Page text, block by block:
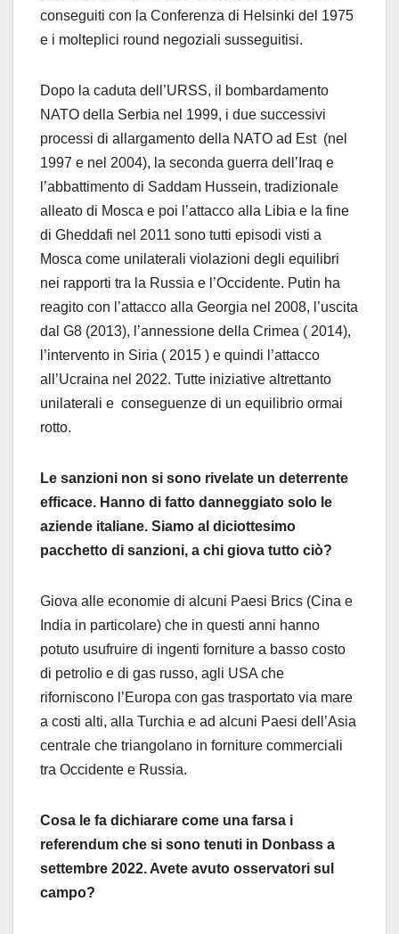
conseguiti con la Conferenza di Helsinki del 1975
e i molteplici round negoziali susseguitisi.
Dopo la caduta dell’URSS, il bombardamento
NATO della Serbia nel 1999, i due successivi
processi di allargamento della NATO ad Est (nel
1997 e nel 2004), la seconda guerra dell’Iraq e
l’abbattimento di Saddam Hussein, tradizionale
alleato di Mosca e poi l’attacco alla Libia e la fine
di Gheddafi nel 2011 sono tutti episodi visti a
Mosca come unilaterali violazioni degli equilibri
nei rapporti tra la Russia e l’Occidente. Putin ha
reagito con l’attacco alla Georgia nel 2008, l’uscita
dal G8 (2013), l’annessione della Crimea ( 2014),
l’intervento in Siria ( 2015 ) e quindi l’attacco
all’Ucraina nel 2022. Tutte iniziative altrettanto
unilaterali e conseguenze di un equilibrio ormai
rotto.
Le sanzioni non si sono rivelate un deterrente
efficace. Hanno di fatto danneggiato solo le
aziende italiane. Siamo al diciottesimo
pacchetto di sanzioni, a chi giova tutto ciò?
Giova alle economie di alcuni Paesi Brics (Cina e
India in particolare) che in questi anni hanno
potuto usufruire di ingenti forniture a basso costo
di petrolio e di gas russo, agli USA che
riforniscono l’Europa con gas trasportato via mare
a costi alti, alla Turchia e ad alcuni Paesi dell’Asia
centrale che triangolano in forniture commerciali
tra Occidente e Russia.
Cosa le fa dichiarare come una farsa i
referendum che si sono tenuti in Donbass a
settembre 2022. Avete avuto osservatori sul
campo?